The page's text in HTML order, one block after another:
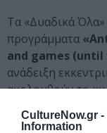
CultureNow.gr -
Information
Τα «Δυαδικά Όλα»
προγράμματα
and games
ανάδειξη
ακολουθούν το
του ήρωα, το
στην